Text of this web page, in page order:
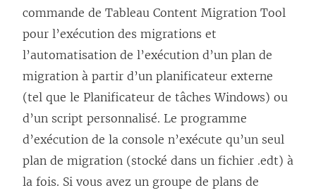
commande de Tableau Content Migration Tool
pour l’exécution des migrations et
l’automatisation de l’exécution d’un plan de
migration à partir d’un planificateur externe
(tel que le Planificateur de tâches Windows) ou
d’un script personnalisé. Le programme
d’exécution de la console n’exécute qu’un seul
plan de migration (stocké dans un fichier .edt) à
la fois. Si vous avez un groupe de plans de